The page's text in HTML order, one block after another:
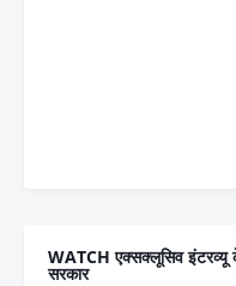
WATCH एक्सक्लूसिव इंटरव्यू
सरकार